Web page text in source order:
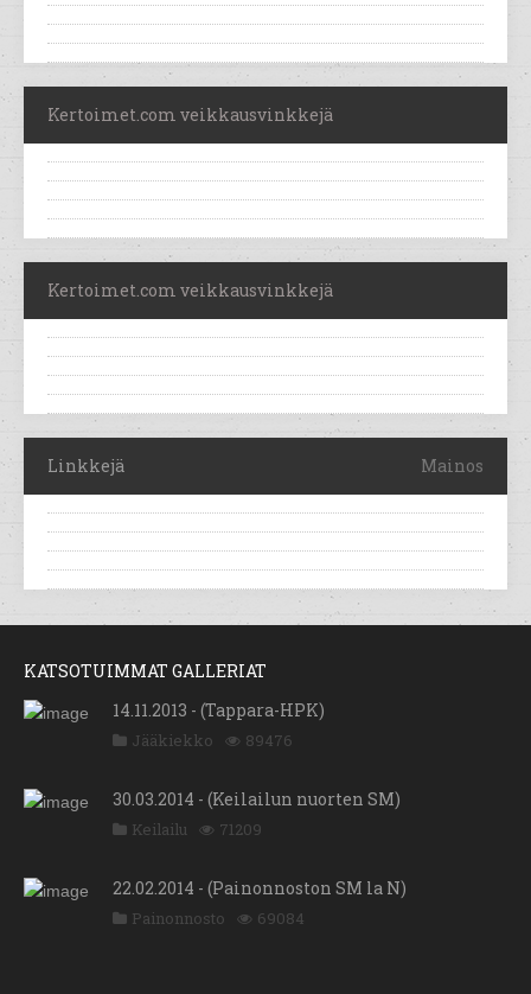
Kertoimet.com veikkausvinkkejä
Kertoimet.com veikkausvinkkejä
Linkkejä Mainos
KATSOTUIMMAT GALLERIAT
14.11.2013 - (Tappara-HPK)
Jääkiekko 89476
30.03.2014 - (Keilailun nuorten SM)
Keilailu 71209
22.02.2014 - (Painonnoston SM la N)
Painonnosto 69084